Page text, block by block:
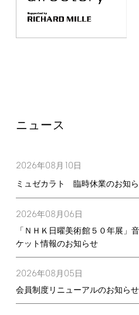
ニュース
2026年08月 10日
ミュゼカラト 臨時休業のお知
2026年08月 06日
「ＮＨＫ日曜美術館５０年展」
ケット情報のお知らせ
2026年08月 05日
会員制度リニューアルのお知らせ